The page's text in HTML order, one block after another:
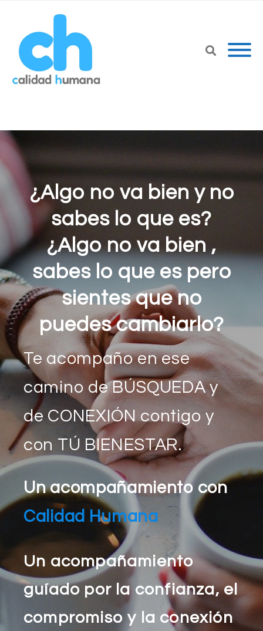
¿Algo no va bien y no
sabes lo que es?
¿Algo no va bien ,
sabes lo que es pero
sientes que no
puedes cambiarlo?
Te acompaño en ese
camino de BÚSQUEDA y
de CONEXIÓN contigo y
con TÚ BIENESTAR.
Un acompañamiento con
Calidad Humana
Un acompañamiento
guíado por la confianza, el
compromiso y la conexión